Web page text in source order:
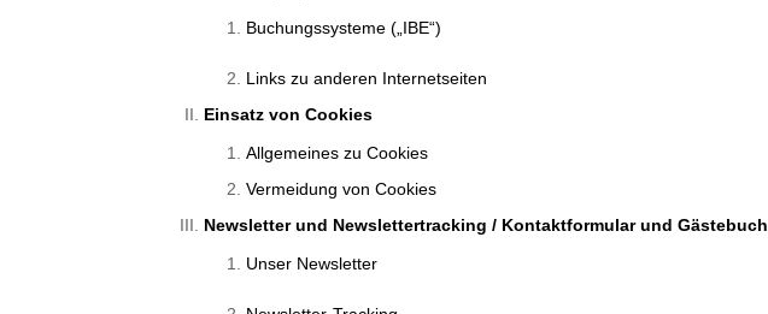
Buchungssysteme („IBE“)
Links zu anderen Internetseiten
Einsatz von Cookies
Allgemeines zu Cookies
Vermeidung von Cookies
Newsletter und Newslettertracking / Kontaktformular und Gästebuch
Unser Newsletter